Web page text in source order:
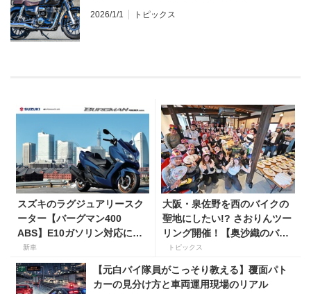
2026/1/1 トピックス
スズキのラグジュアリースク
ーター【バーグマン400
ABS】E10ガソリン対応に仕
様変更して発売。価格は据え
置きの98万100円！
新車
大阪・泉佐野を西のバイクの
聖地にしたい!? さおりんツー
リング開催！【奥沙織のバイ
ク日和第３回】
トピックス
【元白バイ隊員がこっそり教える】覆面パト
カーの見分け方と車両運用現場のリアル